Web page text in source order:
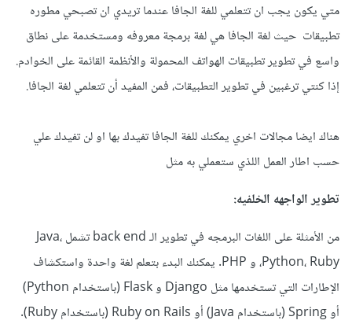
متي يكون يجب ان تتعلمي للغة الجافا عندما تريدي ان تصبحي مطوره
تطبيقات حيث لغة الجافا هي لغة برمجة معروفه ومستخدمة على نطاق
واسع في تطوير تطبيقات الهواتف المحمولة والأنظمة القائمة على الخوادم.
إذا كنتي ترغبين في تطوير التطبيقات، فمن المفيد أن تتعلمي لغة الجافا.
هناك ايضا مجالات اخري يمكنك للغة الجافا تفيدك بها او لن تفيدك علي
حسب اطار العمل اللذي ستعملي به مثل
تطوير الواجهه الخلفيه:
من الأمثلة على اللغات البرمجه في تطوير الـ back end تشمل Java،
Python، Ruby، و PHP. يمكنك البدء بتعلم لغة واحدة واستكشاف
الإطارات التي تستخدمها مثل Django و Flask (باستخدام Python)
أو Spring (باستخدام Java) أو Ruby on Rails (باستخدام Ruby).